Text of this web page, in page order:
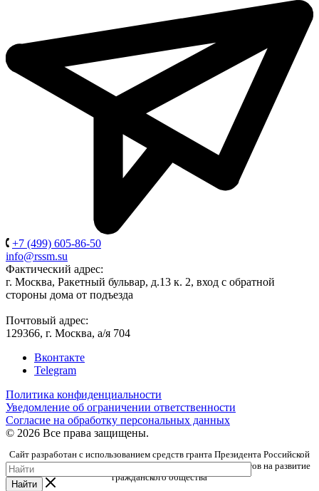
+7 (499) 605-86-50
info@rssm.su
Фактический адрес:
г. Москва, Ракетный бульвар, д.13 к. 2, вход с обратной
стороны дома от подъезда
Почтовый адрес:
129366, г. Москва, а/я 704
Вконтакте
Telegram
Политика конфиденциальности
Уведомление об ограничении ответственности
Согласие на обработку персональных данных
© 2026 Все права защищены.
Сайт разработан с использованием средств гранта Президента Российской
Федерации, предоставленного Фондом президентских грантов на развитие
гражданского общества
Найти